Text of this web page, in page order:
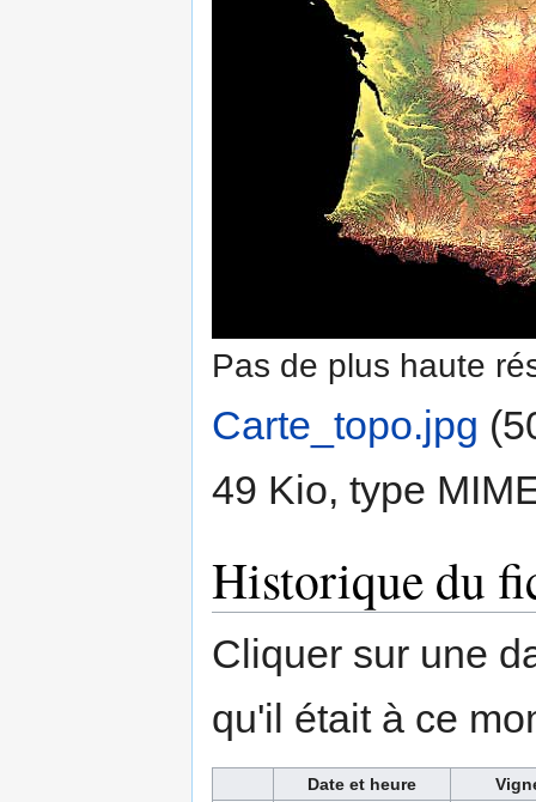
Pas de plus haute
Carte_topo.jpg
49 Kio, type
Historique du
Cliquer sur une
qu'il était à ce
Date et heure